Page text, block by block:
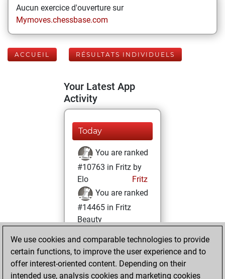
Aucun exercice d'ouverture sur
Mymoves.chessbase.com
ACCUEIL RÉSULTATS INDIVIDUELS
Your Latest App
Activity
Today
You are ranked
#10763 in Fritz by
Elo
Fritz
You are ranked
#14465 in Fritz
Beauty
mardi, janvier 26,
2021
You achieved a
We use cookies and comparable technologies to provide
certain functions, to improve the user experience and to
offer interest-oriented content. Depending on their
intended use, analysis cookies and marketing cookies